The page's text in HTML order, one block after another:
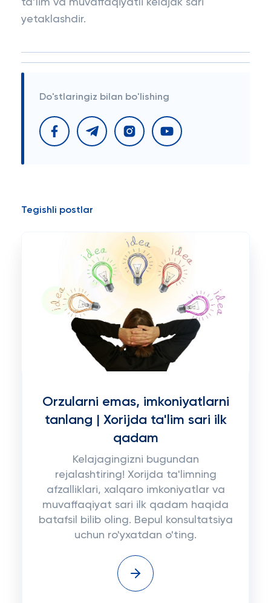
ta’lim va muvaffaqiyatli kelajak sari
yetaklashdir.
Do'stlaringiz bilan bo'lishing
Tegishli postlar
Orzularni emas, imkoniyatlarni
tanlang | Xorijda ta'lim sari ilk
qadam
Kelajagingizni bugundan
rejalashtiring! Xorijda ta'limning
afzalliklari, xalqaro imkoniyatlar va
muvaffaqiyat sari ilk qadam haqida
batafsil bilib oling. Bepul konsultatsiya
uchun ro'yxatdan o'ting.